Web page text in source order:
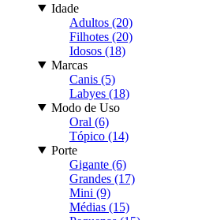
Idade
Adultos (20)
Filhotes (20)
Idosos (18)
Marcas
Canis (5)
Labyes (18)
Modo de Uso
Oral (6)
Tópico (14)
Porte
Gigante (6)
Grandes (17)
Mini (9)
Médias (15)